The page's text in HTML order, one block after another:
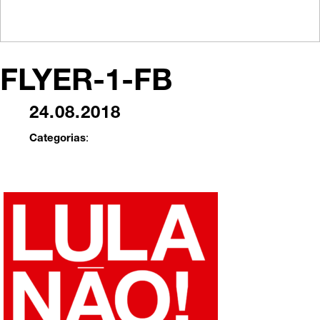
FLYER-1-FB
24.08.2018
Categorias: